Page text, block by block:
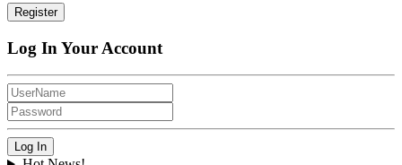
Log In Your Account